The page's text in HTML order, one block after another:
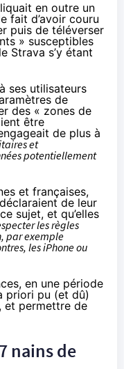
en outre un
fait d’avoir couru
puis de téléverser
» susceptibles
Strava s’y étant
ses utilisateurs
de
des « zones de
être
de plus à
et
potentiellement
et françaises,
de leur
sujet, et qu’elles
les règles
par exemple
les iPhone ou
en une période
priori pu (et dû)
et permettre de
nains de